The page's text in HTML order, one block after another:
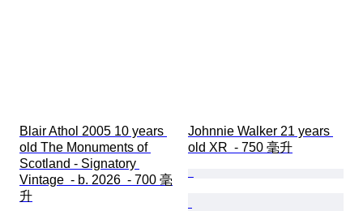
Blair Athol 2005 10 years
old The Monuments of
Scotland - Signatory
Vintage  - b. 2026  - 700 毫
升
Johnnie Walker 21 years
old XR  - 750 毫升